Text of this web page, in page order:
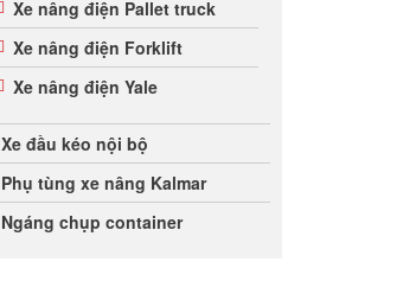
Xe nâng điện Pallet truck
Xe nâng điện Forklift
Xe nâng điện Yale
Xe đầu kéo nội bộ
Phụ tùng xe nâng Kalmar
Ngáng chụp container